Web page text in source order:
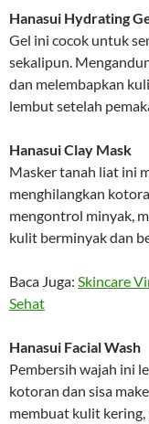
Hanasui Hydrating
Gel ini cocok untuk
sekalipun.
dan melembapkan
lembut setelah
Hanasui Clay Mask
Masker tanah liat ini
menghilangkan
mengontrol minyak,
kulit berminyak dan
Baca Juga: Skincare
Sehat
Hanasui Facial Wash
Pembersih wajah ini
kotoran dan sisa
membuat kulit